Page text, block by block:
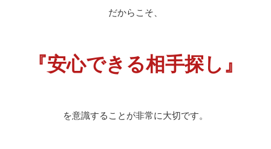
だからこそ、
『安心できる相手探し』
を意識することが非常に大切です。